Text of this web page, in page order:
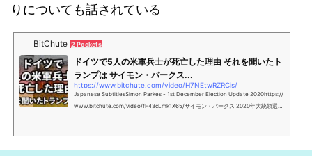
りについても話されている
BitChute 2 Pockets
ドイツで5人の米軍兵士が死亡した理由 それを聞いたト
ランプは サイモン・パークス...
https://www.bitchute.com/video/H7NEtwRZRCis/
Japanese SubtitlesSimon Parkes - 1st December Election Update 2020https://
www.bitchute.com/video/fF43cLmk1X65/サイモン・パークス 2020年大統領選選